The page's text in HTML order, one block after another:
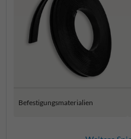
Befestigungsmaterialien